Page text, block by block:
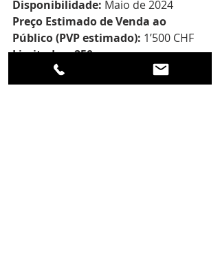
Disponibilidade: Maio de 2024
Preço Estimado de Venda ao
Público (PVP estimado): 1’500 CHF
Limitado a 250 peças